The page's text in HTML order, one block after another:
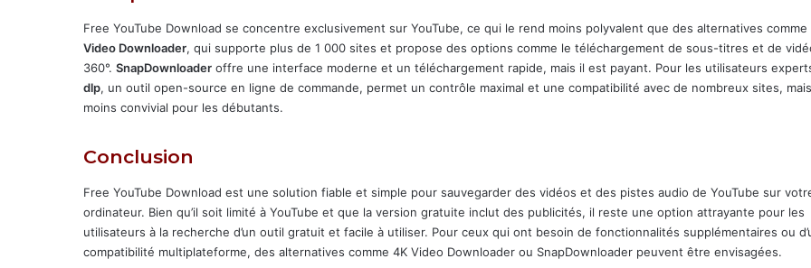
Free YouTube Download se concentre exclusivement sur YouTube, ce qui le rend moins polyvalent que des alternatives comme
Video Downloader, qui supporte plus de 1 000 sites et propose des options comme le téléchargement de sous-titres et de
360°. SnapDownloader offre une interface moderne et un téléchargement rapide, mais il est payant. Pour les utilisateurs
dlp, un outil open-source en ligne de commande, permet un contrôle maximal et une compatibilité avec de nombreux sites,
moins convivial pour les débutants.
Conclusion
Free YouTube Download est une solution fiable et simple pour sauvegarder des vidéos et des pistes audio de YouTube sur
ordinateur. Bien qu’il soit limité à YouTube et que la version gratuite inclut des publicités, il reste une option attrayante pour les
utilisateurs à la recherche d’un outil gratuit et facile à utiliser. Pour ceux qui ont besoin de fonctionnalités supplémentaires ou
compatibilité multiplateforme, des alternatives comme 4K Video Downloader ou SnapDownloader peuvent être envisagées.